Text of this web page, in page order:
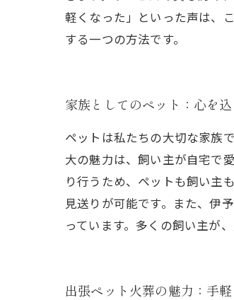
軽くなった」といった声は、
する一つの方法です。
家族としてのペット：心を
ペットは私たちの大切な家族
大の魅力は、飼い主が自宅で
り行うため、ペットも飼い主
見送りが可能です。また、伊
っています。多くの飼い主が
出張ペット火葬の魅力：手